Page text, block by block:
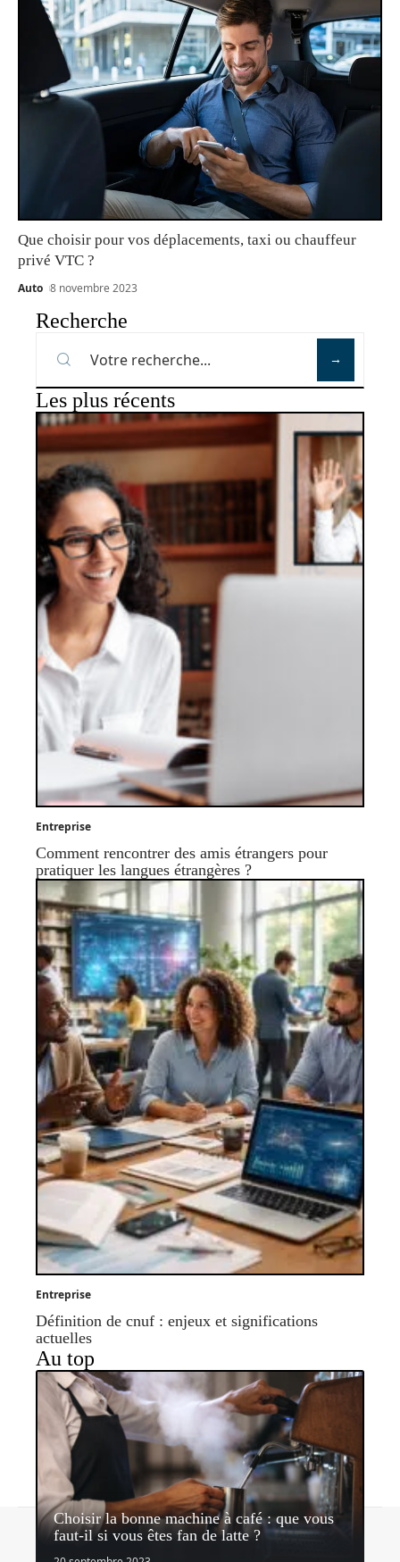
Que choisir pour vos déplacements, taxi ou chauffeur
privé VTC ?
Auto 8 novembre 2023
Recherche
Les plus récents
Entreprise
Comment rencontrer des amis étrangers pour
pratiquer les langues étrangères ?
Entreprise
Définition de cnuf : enjeux et significations
actuelles
Au top
Choisir la bonne machine à café : que vous
faut-il si vous êtes fan de latte ?
Contact Mentions légales Sitemap